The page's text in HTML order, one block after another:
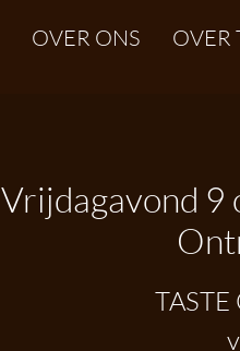
OVER ONS OVER
Vrijdagavond 9